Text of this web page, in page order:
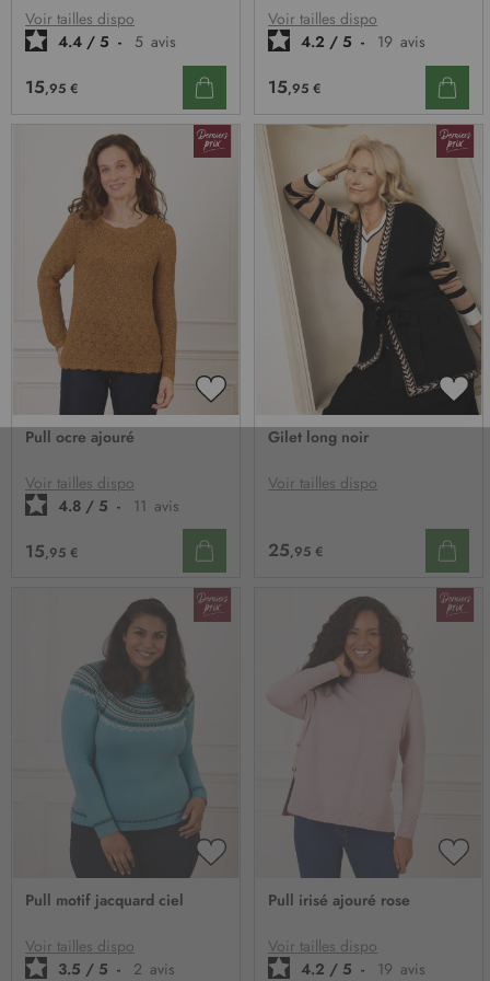
D’ENVIE
Voir tailles dispo
4.4 / 5 - 5 avis
15,95 €
Voir tailles dispo
4.2 / 5 - 19 avis
15,95 €
AJOUTER
À
D’ENVIE
Pull ocre ajouré
Voir tailles dispo
4.8 / 5 - 11 avis
15,95 €
À
Gilet long noir
Voir tailles dispo
25,95 €
D’ENVIE
Pull motif jacquard ciel
Voir tailles dispo
3.5 / 5 - 2 avis
Pull irisé ajouré rose
Voir tailles dispo
4.2 / 5 - 19 avis